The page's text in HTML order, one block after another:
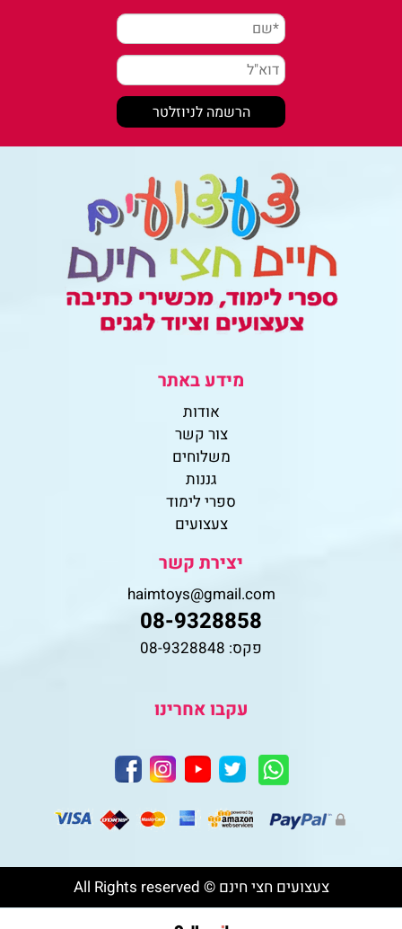
מידע באתר
אודות
צור קשר
משלוחים
גננות
ספרי לימוד
צעצועים
יצירת קשר
haimtoys@gmail.com
08-9328858
פקס: 08-9328848
עקבו אחרינו
צעצועים חצי חינם © All Rights reserved